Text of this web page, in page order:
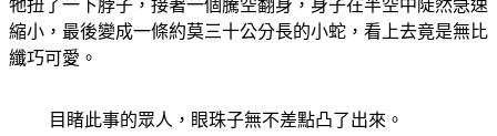
縮小，最後變成一條約莫三十公分長的小蛇，看上去竟是無比
纖巧可愛。
目睹此事的眾人，眼珠子無不差點凸了出來。